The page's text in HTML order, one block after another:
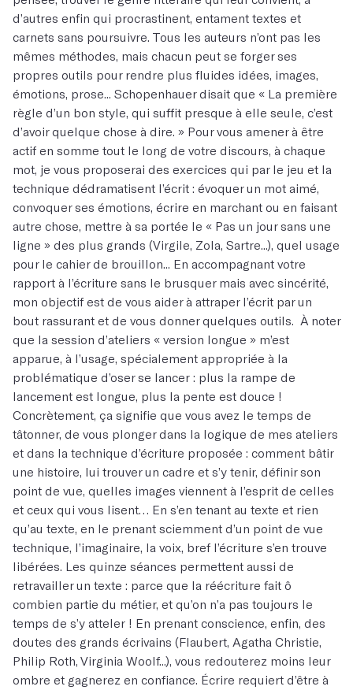
d’autres enfin qui procrastinent, entament textes et
carnets sans poursuivre. Tous les auteurs n’ont pas les
mêmes méthodes, mais chacun peut se forger ses
propres outils pour rendre plus fluides idées, images,
émotions, prose... Schopenhauer disait que « La première
règle d’un bon style, qui suffit presque à elle seule, c’est
d’avoir quelque chose à dire. » Pour vous amener à être
actif en somme tout le long de votre discours, à chaque
mot, je vous proposerai des exercices qui par le jeu et la
technique dédramatisent l’écrit : évoquer un mot aimé,
convoquer ses émotions, écrire en marchant ou en faisant
autre chose, mettre à sa portée le « Pas un jour sans une
ligne » des plus grands (Virgile, Zola, Sartre...), quel usage
pour le cahier de brouillon... En accompagnant votre
rapport à l’écriture sans le brusquer mais avec sincérité,
mon objectif est de vous aider à attraper l’écrit par un
bout rassurant et de vous donner quelques outils. À noter
que la session d’ateliers « version longue » m’est
apparue, à l’usage, spécialement appropriée à la
problématique d’oser se lancer : plus la rampe de
lancement est longue, plus la pente est douce !
Concrètement, ça signifie que vous avez le temps de
tâtonner, de vous plonger dans la logique de mes ateliers
et dans la technique d’écriture proposée : comment bâtir
une histoire, lui trouver un cadre et s’y tenir, définir son
point de vue, quelles images viennent à l’esprit de celles
et ceux qui vous lisent… En s’en tenant au texte et rien
qu’au texte, en le prenant sciemment d’un point de vue
technique, l’imaginaire, la voix, bref l’écriture s’en trouve
libérées. Les quinze séances permettent aussi de
retravailler un texte : parce que la réécriture fait ô
combien partie du métier, et qu’on n’a pas toujours le
temps de s’y atteler ! En prenant conscience, enfin, des
doutes des grands écrivains (Flaubert, Agatha Christie,
Philip Roth, Virginia Woolf...), vous redouterez moins leur
ombre et gagnerez en confiance. Écrire requiert d’être à